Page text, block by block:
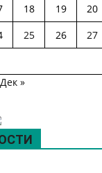
18 19
20
25 26
27
Дек »